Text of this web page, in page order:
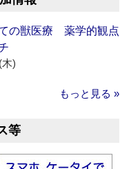
ての獣医療 薬学的観点
)
もっと見る »
等